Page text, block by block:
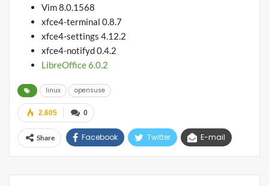
Vim 8.0.1568
xfce4-terminal 0.8.7
xfce4-settings 4.12.2
xfce4-notifyd 0.4.2
LibreOffice 6.0.2
linux opensuse
0
2.605
Share Facebook Twitter E-mail